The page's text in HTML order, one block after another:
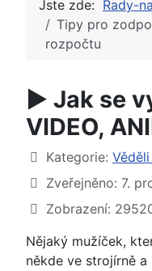
Jste zde: Rady-
Tipy pro
rozpočtu
► Jak se
VIDEO,
Základní údaje
Kategorie:
Zveřejněno: 7.
Zobrazení:
Nějaký mužíček,
někde ve strojírně